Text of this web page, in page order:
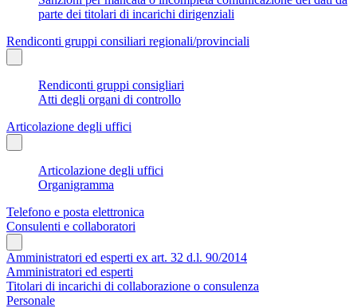
parte dei titolari di incarichi dirigenziali
Rendiconti gruppi consiliari regionali/provinciali
Rendiconti gruppi consigliari
Atti degli organi di controllo
Articolazione degli uffici
Articolazione degli uffici
Organigramma
Telefono e posta elettronica
Consulenti e collaboratori
Amministratori ed esperti ex art. 32 d.l. 90/2014
Amministratori ed esperti
Titolari di incarichi di collaborazione o consulenza
Personale